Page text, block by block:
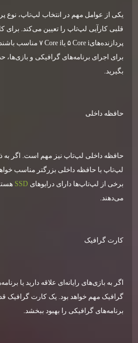
یکی از عوامل مهم در انتخاب لپ‌تاپ، نوع
قلبی کارآیی لپ‌تاپ را تعیین می‌کند.
پردازنده‌هایCore i ۵ یا Core i ۷ مناسب باشند. همچنین، حافظه
برای اجرای برنامه‌های گرافیکی و بازی‌ها، حداقل ۸
بگیرید
حافظه داخلی
حافظه داخلی لپ‌تاپ نیز مهم است. اگر به
لپ‌تاپ با حافظه داخلی بزرگتر مناسب
برخی از لپ‌تاپ‌ها دارای درایوهای SSD
می‌دهند
کارت گرافیک
اگر به بازی‌های رایانه‌ای علاقه دارید یا
گرافیک مهم خواهد بود. یک کارت گرافیک
برنامه‌های گرافیکی را بهبود ببخشد